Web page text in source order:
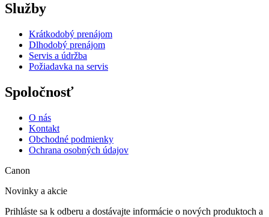
Služby
Krátkodobý prenájom
Dlhodobý prenájom
Servis a údržba
Požiadavka na servis
Spoločnosť
O nás
Kontakt
Obchodné podmienky
Ochrana osobných údajov
Canon
Novinky a akcie
Prihláste sa k odberu a dostávajte informácie o nových produktoch a